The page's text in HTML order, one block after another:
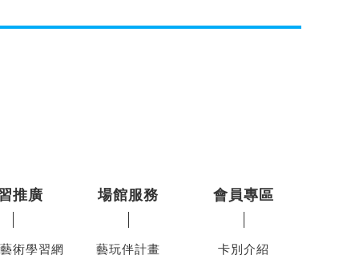
推廣
術學習網
場館服務
藝玩伴計畫
會員專區
卡別介紹